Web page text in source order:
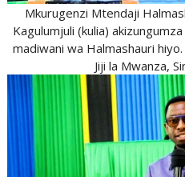
Mkurugenzi Mtendaji
Kagulumjuli (kulia)
madiwani wa Halmashauri
Jiji la Mwanza,